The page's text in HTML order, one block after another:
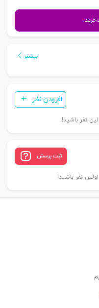
خرید
بیشتر
افزودن نظر
نفر باشید!
ثبت پرسش
نفر باشید!